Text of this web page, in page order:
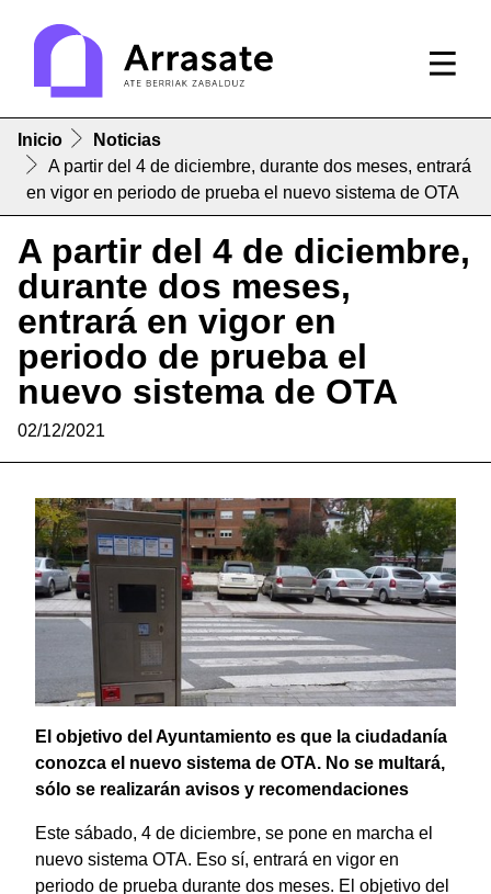
Inicio
Noticias
A partir del 4 de diciembre, durante dos meses, entrará
en vigor en periodo de prueba el nuevo sistema de OTA
A partir del 4 de diciembre,
durante dos meses,
entrará en vigor en
periodo de prueba el
nuevo sistema de OTA
02/12/2021
El objetivo del Ayuntamiento es que la ciudadanía
conozca el nuevo sistema de OTA. No se multará,
sólo se realizarán avisos y recomendaciones
Este sábado, 4 de diciembre, se pone en marcha el
nuevo sistema OTA. Eso sí, entrará en vigor en
periodo de prueba durante dos meses. El objetivo del